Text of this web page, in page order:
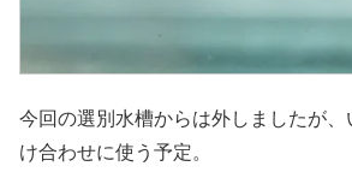
今回の選別水槽からは外しましたが
け合わせに使う予定。